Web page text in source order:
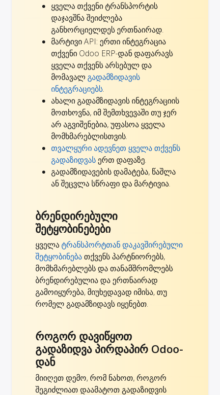
ყველა თქვენი ტრანსპორტის
დაჯავშნა შეიძლება
განხორციელდეს ერთნაირად.
მარტივი API: ერთი ინტეგრაცია
თქვენი Odoo ERP-დან დაფარავს
ყველა თქვენს არსებულ და
მომავალგადამზიდავის
ინტეგრაციებს.
ახალი გადამზიდავის ინტეგრაციის
მოთხოვნა, იმ შემთხვევაში თუ ჯერ
არ აგვიშენებია,უფასოა ყველა
მომხმარებლისთვის.
თვალყური ადევნეთ ყველა თქვენს
გადაზიდვას ერთ დაფაზე.
გადამზიდავების დამატება, წაშლა
ან შეცვლა სწრაფი და მარტივია.
ბრენდირებული
შეტყობინებები
ყველატრანსპორტთან დაკავშირებული
შეტყობინებათქვენს პარტნიორებს,
მომხმარებლებს და თანამშრომლებს
ბრენდირებულია და ერთნაირად
გამოიყურება, მიუხედავად იმისა, თუ
რომელ გადამზიდავს იყენებთ.
როგორ დავიწყოთ
გადაზიდვა პირდაპირ Odoo-
დან
მიიღეთ დემო, რომ ნახოთ, როგორ
შეგიძლიათ დაამატოთ გადაზიდვის